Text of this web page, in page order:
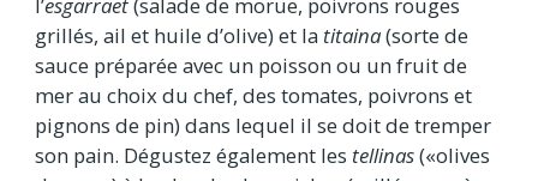
grillés, ail et huile d’olive) et la titaina(sorte de
sauce préparée avec un poisson ou un fruit de
mer au choix du chef, des tomates, poivrons et
pignons de pin) dans lequel il se doit de tremper
son pain. Dégustez également les tellinas(«olives